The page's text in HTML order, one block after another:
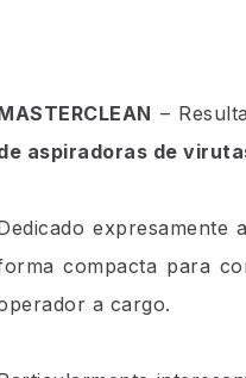
–
aspiradoras de
expresamente
compacta para
a cargo.